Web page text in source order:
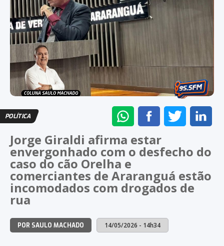
POLÍTICA
ENVIAR
NO
WHATSAPP
COMPARTILHAR
NO
FACEBOOK
NO
Jorge Giraldi afirma estar
envergonhado com o desfecho do
caso do cão Orelha e
comerciantes de Araranguá estão
incomodados com drogados de
rua
POR SAULO MACHADO 14/05/2026 - 14h34